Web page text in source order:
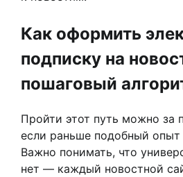
Как оформить
подписку на
пошаговый
Пройти этот путь можно за
если раньше подобный опыт
Важно понимать, что
нет — каждый новостной